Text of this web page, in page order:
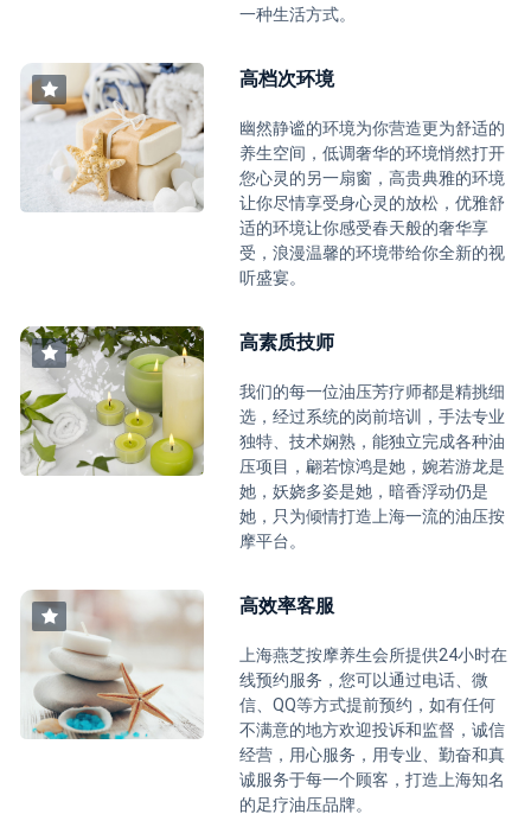
一种生活方式。
高档次环境
幽然静谧的环境为你营造更为舒适的
养生空间，低调奢华的环境悄然打开
您心灵的另一扇窗，高贵典雅的环境
让你尽情享受身心灵的放松，优雅舒
适的环境让你感受春天般的奢华享
受，浪漫温馨的环境带给你全新的视
听盛宴。
高素质技师
我们的每一位油压芳疗师都是精挑细
选，经过系统的岗前培训，手法专业
独特、技术娴熟，能独立完成各种油
压项目，翩若惊鸿是她，婉若游龙是
她，妖娆多姿是她，暗香浮动仍是
她，只为倾情打造上海一流的油压按
摩平台。
高效率客服
上海燕芝按摩养生会所提供24小时在
线预约服务，您可以通过电话、微
信、QQ等方式提前预约，如有任何
不满意的地方欢迎投诉和监督，诚信
经营，用心服务，用专业、勤奋和真
诚服务于每一个顾客，打造上海知名
的足疗油压品牌。